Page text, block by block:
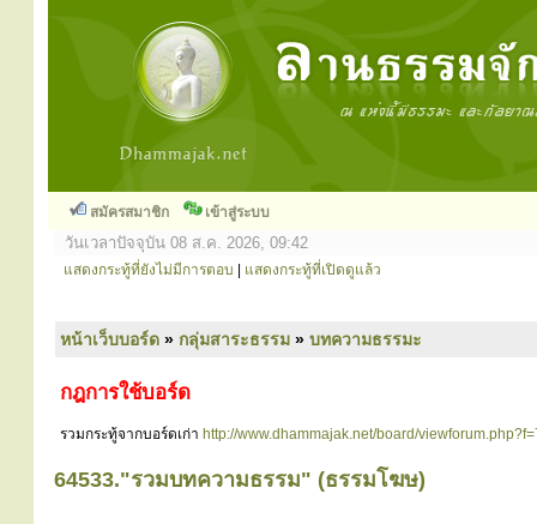
สมัครสมาชิก เข้าสู่ระบบ
วันเวลาปัจจุบัน 08 ส.ค. 2026, 09:42
แสดงกระทู้ที่ยังไม่มีการตอบ แสดงกระทู้ที่เปิดดูแล้ว
หน้าเว็บบอร์ด » กลุ่มสาระธรรม » บทความธรรมะ
กฎการใช้บอร์ด
รวมกระทู้จากบอร์ดเก่า http://www.dhammajak.net/board/
64533."รวมบทความธรรม" (ธรรมโฆษ)